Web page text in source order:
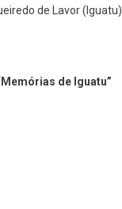
de Lavor (Iguatu)
de Iguatu”